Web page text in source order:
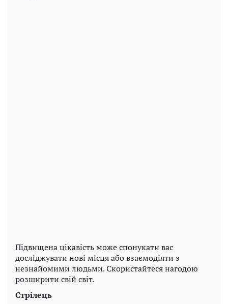
Підвищена цікавість може спонукати вас
досліджувати нові місця або взаємодіяти з
незнайомими людьми. Скористайтеся нагодою
розширити свій світ.
Стрілець